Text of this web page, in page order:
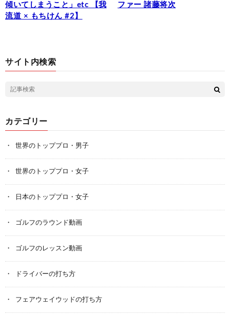
傾いてしまうこと」etc 【我
流道 × もちけん #2】
ファー 諸藤将次
サイト内検索
カテゴリー
世界のトッププロ・男子
世界のトッププロ・女子
日本のトッププロ・女子
ゴルフのラウンド動画
ゴルフのレッスン動画
ドライバーの打ち方
フェアウェイウッドの打ち方